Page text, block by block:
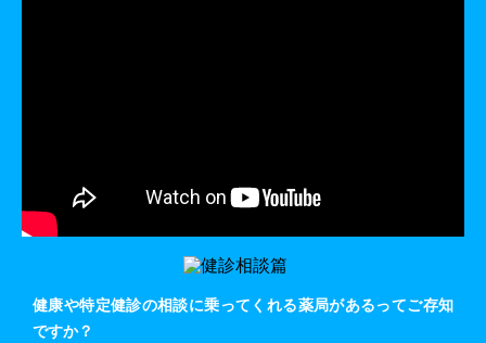
健康や特定健診の相談に乗ってくれる薬局があるってご存知
ですか？